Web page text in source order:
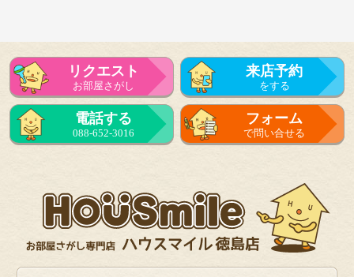
リクエスト
お部屋さがし
来店予約
をする
電話する
088-652-3016
フォーム
で問い合せる